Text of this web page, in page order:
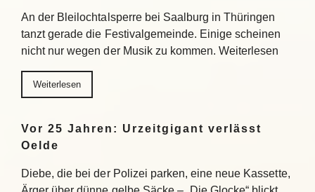
An der Bleilochtalsperre bei Saalburg in Thüringen
tanzt gerade die Festivalgemeinde. Einige scheinen
nicht nur wegen der Musik zu kommen. Weiterlesen
Weiterlesen
Vor 25 Jahren: Urzeitgigant verlässt
Oelde
Diebe, die bei der Polizei parken, eine neue Kassette,